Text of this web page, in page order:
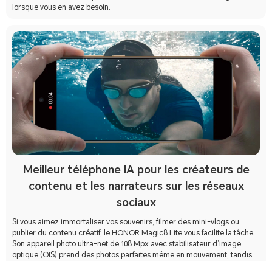
lorsque vous en avez besoin.
Meilleur téléphone IA pour les créateurs de
contenu et les narrateurs sur les réseaux
sociaux
Si vous aimez immortaliser vos souvenirs, filmer des mini-vlogs ou
publier du contenu créatif, le HONOR Magic8 Lite vous facilite la tâche.
Son appareil photo ultra-net de 108 Mpx avec stabilisateur d’image
optique (OIS) prend des photos parfaites même en mouvement, tandis